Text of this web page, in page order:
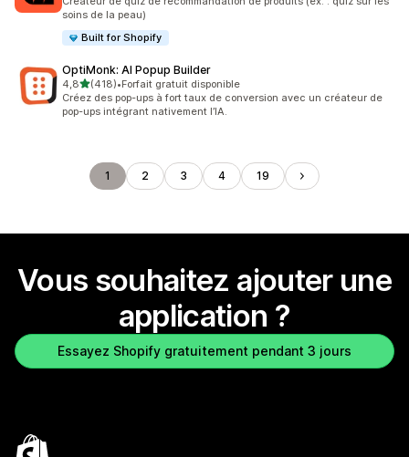
soins de la peau)
Built for Shopify
OptiMonk: AI Popup Builder
4,8étoile(s) sur 5
(418)
418 avis au total
•Forfait gratuit disponible
Créez des pop-ups à fort taux de conversion avec un créateur de
pop-ups intégrant nativement l’IA.
1 2 3 4 19
Vous souhaitez ajouter une
application ?
Essayez Shopify gratuitement pendant 3 jours